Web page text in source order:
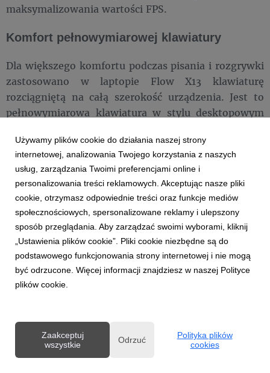
maksymalizowania wartości FPS.
Komfort pełnowymiarowej klawiatury
Dla większego komfortu podczas pisania i rozgrywki
zastosowano w laptopie Flow X13 klawiaturę
rozciągniętą na całą szerokość urządzenia. Jest to
pełnowymiarowa klawiatura w stylu desktopowym
Kiedy pokrywka laptopa jest otwarta, zawias
ErgoLift podnosi tył klawiatury dla zapewnienia
lepszego kąta do pisania.
Używamy plików cookie do działania naszej strony
internetowej, analizowania Twojego korzystania z naszych
usług, zarządzania Twoimi preferencjami online i
personalizowania treści reklamowych. Akceptując nasze pliki
cookie, otrzymasz odpowiednie treści oraz funkcje mediów
społecznościowych, spersonalizowane reklamy i ulepszony
sposób przeglądania. Aby zarządzać swoimi wyborami, kliknij
„Ustawienia plików cookie”. Pliki cookie niezbędne są do
podstawowego funkcjonowania strony internetowej i nie mogą
być odrzucone. Więcej informacji znajdziesz w naszej Polityce
plików cookie.
Zaakceptuj
wszystkie
Odrzuć
Polityka plików
cookies